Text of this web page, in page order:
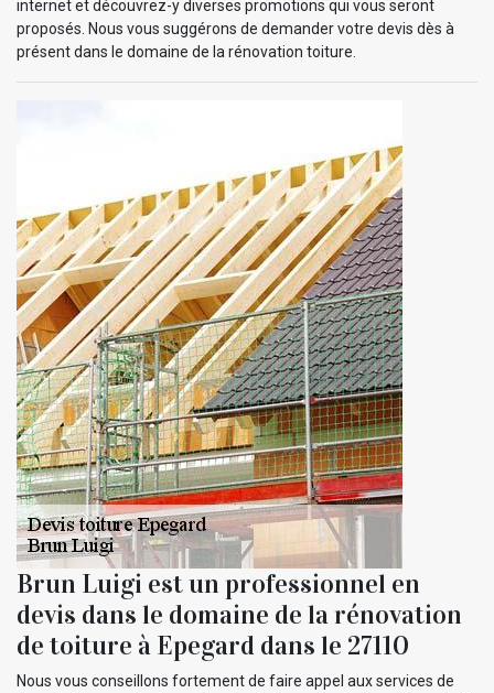
internet et découvrez-y diverses promotions qui vous seront
proposés. Nous vous suggérons de demander votre devis dès à
présent dans le domaine de la rénovation toiture.
Brun Luigi est un professionnel en
devis dans le domaine de la rénovation
de toiture à Epegard dans le 27110
Nous vous conseillons fortement de faire appel aux services de